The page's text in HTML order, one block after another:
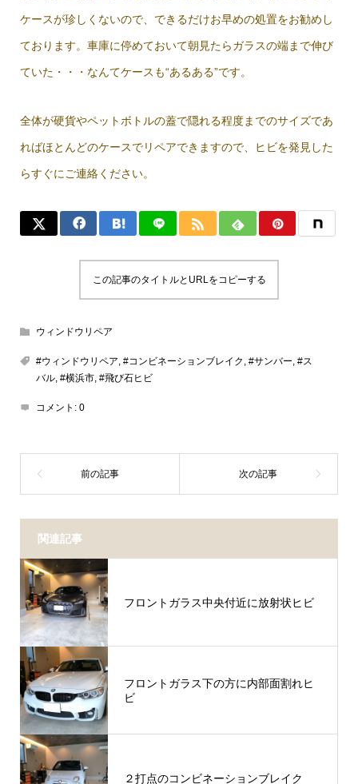
ケースが珍しくないので、できるだけお早めの処置をお勧めし
ております。車庫に停めておいて朝見たらガラスの端まで伸び
ていた・・・なんてケースも“あるある”です。
全体が硬貨やペットボトルの蓋で隠れる程度までのサイズであ
ればほとんどのケースでリペアできますので、ヒビを発見した
らすぐにご連絡ください。
この記事のタイトルとURLをコピーする
ウィンドウリペア
#ウィンドウリペア #コンビネーションブレイク #サンバー #ス
バル, #横浜市, #飛び石ヒビ
コメント: 0
関連記事
フロントガラス中央付近に放射状ヒビ
フロントガラス下の方に内部面割れヒ
ビ
２打点のコンビネーションブレイク